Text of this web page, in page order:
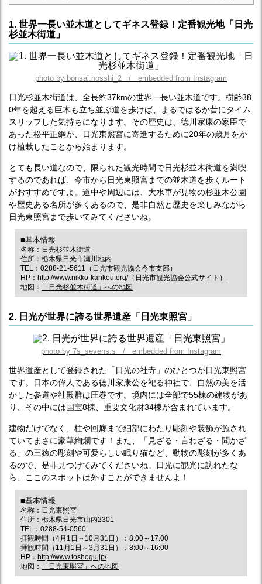
1. 世界一長い並木道としてギネス登録！定番観光地「日光
杉並木街道」
photo by bonsai.hosshi_2 / embedded from Instagram
日光杉並木街道は、全長約37kmの世界一長い並木道です。樹齢38
0年を超える巨木も立ち並ぶ道を歩けば、まるではるか昔にタイム
スリップした気持ちになります。その歴史は、徳川家康の家臣で
あった松平正綱が、日光東照宮に寄進するために20年の歳月をか
け植栽したことから始まります。
とても長い道なので、限られた観光時間で日光杉並木街道を満喫
するのであれば、今市から日光東照宮までの並木道を歩くルート
がおすすめですよ。道中や周辺には、大水車が見物の杉並木公園
や歴史ある名所が多くあるので、是非自然と歴史を楽しみながら
日光東照宮まで歩いてみてくださいね。
■基本情報
名称：日光杉並木街道
住所：栃木県日光市瀬川地内
TEL：0288-21-5611（日光市観光協会今市支部）
HP： http://www.nikko-kankou.org/（日光市観光協会公式サイト）
地図：
「日光杉並木街道」への地図
2. 日光が世界に誇る世界遺産「日光東照宮」
photo by 7s_sevens.s / embedded from Instagram
世界遺産として登録された「日光の社寺」のひとつが日光東照宮
です。日本の偉人である徳川家康公を祀る神社で、自然の美を活
かした参道や社殿群は圧巻です。境内には全部で55棟の建物があ
り、その中には国宝8棟、重要文化財34棟が含まれています。
建物だけでなく、柱や回廊まで細部にわたり彫刻や装飾が施され
ていてまさに豪華絢爛です！また、「見ざる・言わざる・聞かざ
る」の三猿の彫刻や可愛らしい眠り猫など、動物の彫刻が多くあ
るので、是非見つけてみてくださいね。日光に観光に訪れたな
ら、ここのスポットは外すことができませんよ！
■基本情報
名称：日光東照宮
住所：栃木県日光市山内2301
TEL：0288-54-0560
拝観時間（4月1日～10月31日）：8:00～17:00
拝観時間（11月1日～3月31日）：8:00～16:00
HP： http://www.toshogu.jp/
地図：
「日光東照宮」への地図